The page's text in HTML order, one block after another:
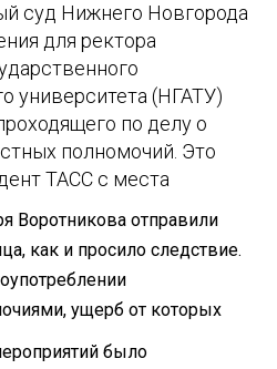
суд Нижнего Новгорода
для ректора
университета (НГАТУ)
по делу о
полномочий. Это
ТАСС с места
Воротникова отправили
как и просило следствие.
ущерб от которых
было